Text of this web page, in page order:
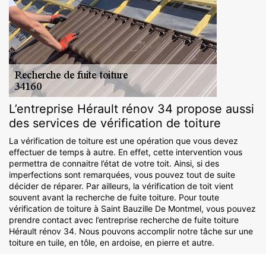
L’entreprise Hérault rénov 34 propose aussi
des services de vérification de toiture
La vérification de toiture est une opération que vous devez
effectuer de temps à autre. En effet, cette intervention vous
permettra de connaitre l’état de votre toit. Ainsi, si des
imperfections sont remarquées, vous pouvez tout de suite
décider de réparer. Par ailleurs, la vérification de toit vient
souvent avant la recherche de fuite toiture. Pour toute
vérification de toiture à Saint Bauzille De Montmel, vous pouvez
prendre contact avec l’entreprise recherche de fuite toiture
Hérault rénov 34. Nous pouvons accomplir notre tâche sur une
toiture en tuile, en tôle, en ardoise, en pierre et autre.